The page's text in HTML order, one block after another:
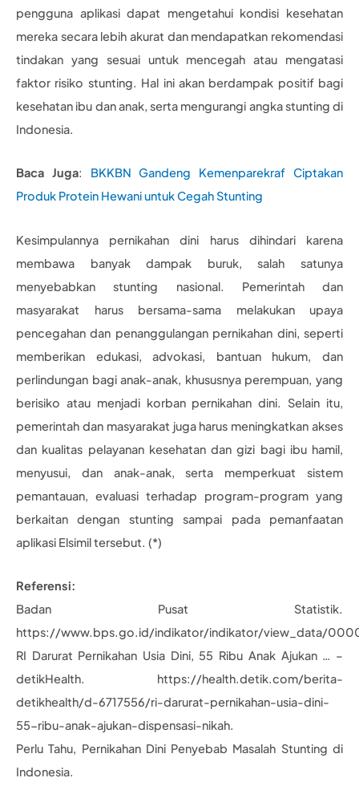
pengguna aplikasi dapat mengetahui kondisi kesehatan
mereka secara lebih akurat dan mendapatkan rekomendasi
tindakan yang sesuai untuk mencegah atau mengatasi
faktor risiko stunting. Hal ini akan berdampak positif bagi
kesehatan ibu dan anak, serta mengurangi angka stunting di
Indonesia.
Baca Juga: BKKBN Gandeng Kemenparekraf Ciptakan
Produk Protein Hewani untuk Cegah Stunting
Kesimpulannya pernikahan dini harus dihindari karena
membawa banyak dampak buruk, salah satunya
menyebabkan stunting nasional. Pemerintah dan
masyarakat harus bersama-sama melakukan upaya
pencegahan dan penanggulangan pernikahan dini, seperti
memberikan edukasi, advokasi, bantuan hukum, dan
perlindungan bagi anak-anak, khususnya perempuan, yang
berisiko atau menjadi korban pernikahan dini. Selain itu,
pemerintah dan masyarakat juga harus meningkatkan akses
dan kualitas pelayanan kesehatan dan gizi bagi ibu hamil,
menyusui, dan anak-anak, serta memperkuat sistem
pemantauan, evaluasi terhadap program-program yang
berkaitan dengan stunting sampai pada pemanfaatan
aplikasi Elsimil tersebut. (*)
Referensi:
Badan Pusat Statistik.
https://www.bps.go.id/indikator/indikator/view_data/
RI Darurat Pernikahan Usia Dini, 55 Ribu Anak Ajukan … –
detikHealth. https://health.detik.com/berita-
detikhealth/d-6717556/ri-darurat-pernikahan-usia-dini-
55-ribu-anak-ajukan-dispensasi-nikah.
Perlu Tahu, Pernikahan Dini Penyebab Masalah Stunting di
Indonesia.